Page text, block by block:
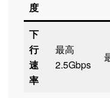
度
下
行
速
率
最高
2.5Gbps